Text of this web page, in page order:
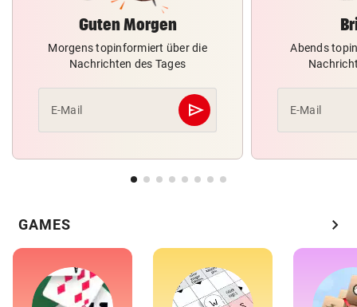
Guten Morgen
Morgens topinformiert über die
Nachrichten des Tages
E-Mail send
Abschicken
Abends
E-Mail
GAMES chevron_right